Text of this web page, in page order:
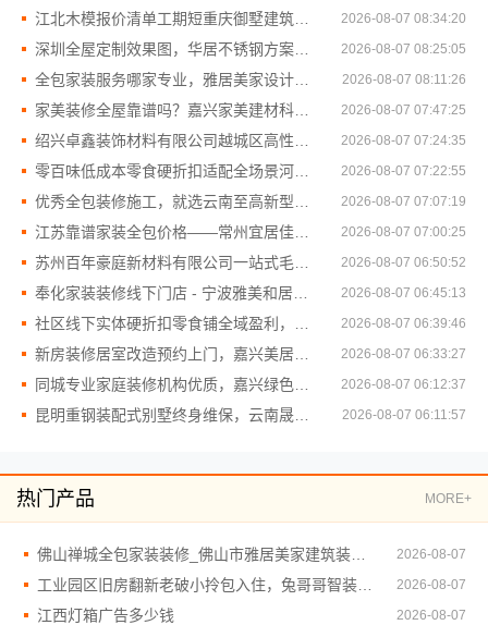
2026-08-07 08:34:20
2026-08-07 08:25:05
2026-08-07 08:11:26
2026-08-07 07:47:25
2026-08-07 07:24:35
2026-08-07 07:22:55
2026-08-07 07:07:19
2026-08-07 07:00:25
2026-08-07 06:50:52
2026-08-07 06:45:13
2026-08-07 06:39:46
2026-08-07 06:33:27
2026-08-07 06:12:37
2026-08-07 06:11:57
热门产品 MORE+
2026-08-07
2026-08-07
江西灯箱广告多少钱 2026-08-07